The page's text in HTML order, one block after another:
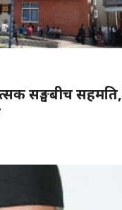
सङ्घबीच सहमति,